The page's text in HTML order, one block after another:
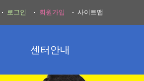
센터안내
로그인 회원가입 사이트맵